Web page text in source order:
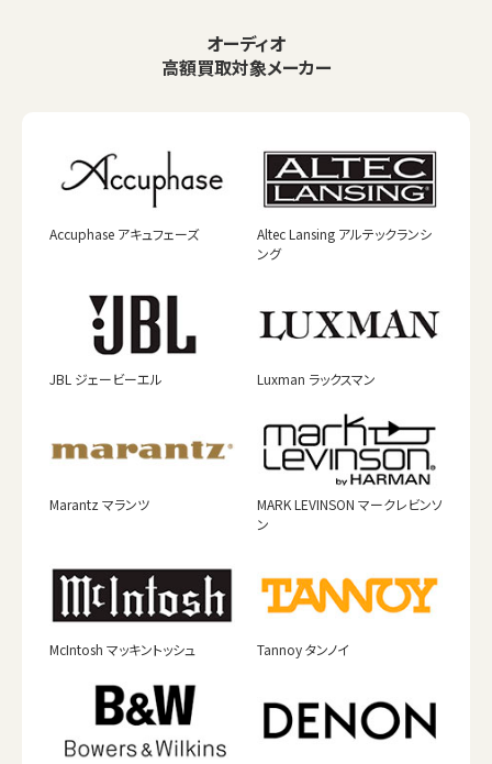
オーディオ
高額買取対象メーカー
Accuphase アキュフェーズ
Altec Lansing アルテックランシ
ング
JBL ジェービーエル Luxman ラックスマン
Marantz マランツ
MARK LEVINSON マークレビンソ
ン
McIntosh マッキントッシュ Tannoy タンノイ